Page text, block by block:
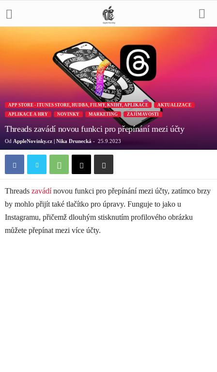
APP STORE - ITUNES STORE, HUDBA, FILMY, KNIHY, APLIKACE
AKTUALIZACE
APLIKACE A HRY
NOVINKY MARKETING ZAJÍMAVOSTI
Threads zavádí novou funkci pro přepínání mezi účty
Od AppleNovinky.cz | Nika Drunecká - 25.9.2023
Threads zavádí novou funkci pro přepínání mezi účty, zatímco brzy
by mohlo přijít také tlačítko pro úpravy. Funguje to jako u
Instagramu, přičemž dlouhým stisknutím profilového obrázku
můžete přepínat mezi více účty.